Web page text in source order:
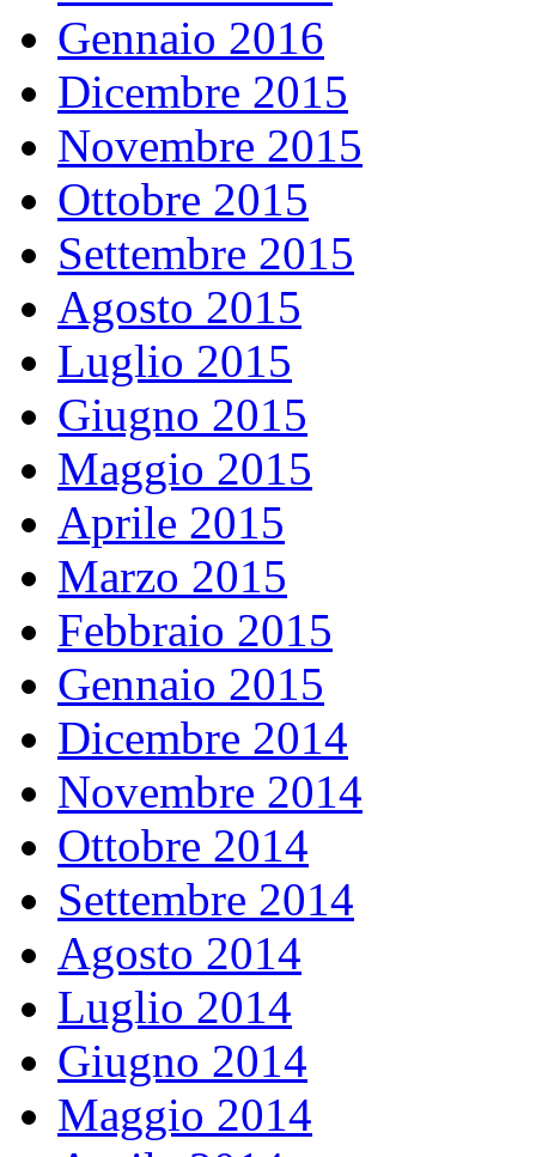
Gennaio 2016
Dicembre 2015
Novembre 2015
Ottobre 2015
Settembre 2015
Agosto 2015
Luglio 2015
Giugno 2015
Maggio 2015
Aprile 2015
Marzo 2015
Febbraio 2015
Gennaio 2015
Dicembre 2014
Novembre 2014
Ottobre 2014
Settembre 2014
Agosto 2014
Luglio 2014
Giugno 2014
Maggio 2014